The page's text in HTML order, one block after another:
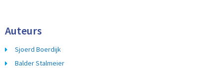
Auteurs
Sjoerd Boerdijk
Balder Stalmeier